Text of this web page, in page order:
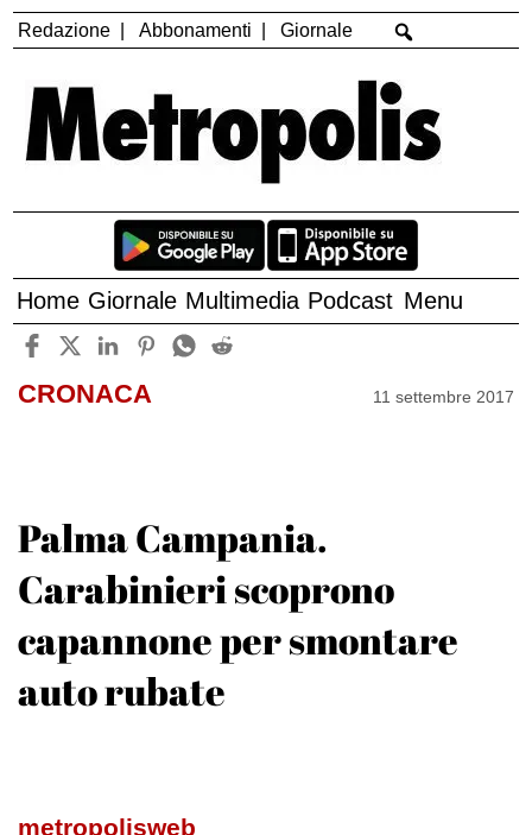
Redazione Abbonamenti Giornale
Home Giornale Multimedia Podcast Menu
CRONACA 11 settembre 2017
Palma Campania.
Carabinieri scoprono
capannone per smontare
auto rubate
metropolisweb